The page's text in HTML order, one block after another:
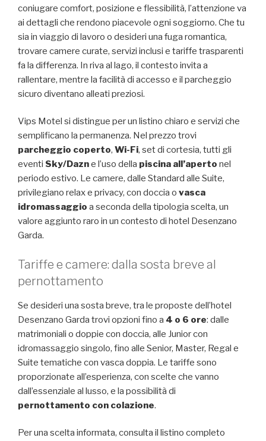
coniugare comfort, posizione e flessibilità, l’attenzione va
ai dettagli che rendono piacevole ogni soggiorno. Che tu
sia in viaggio di lavoro o desideri una fuga romantica,
trovare camere curate, servizi inclusi e tariffe trasparenti
fa la differenza. In riva al lago, il contesto invita a
rallentare, mentre la facilità di accesso e il parcheggio
sicuro diventano alleati preziosi.
Vips Motel si distingue per un listino chiaro e servizi che
semplificano la permanenza. Nel prezzo trovi
parcheggio coperto, Wi-Fi, set di cortesia, tutti gli
eventi Sky/Dazne l’uso della piscina all’aperto nel
periodo estivo. Le camere, dalle Standard alle Suite,
privilegiano relax e privacy, con doccia o vasca
idromassaggio a seconda della tipologia scelta, un
valore aggiunto raro in un contesto di hotel Desenzano
Garda.
Tariffe e camere: dalla sosta breve al
pernottamento
Se desideri una sosta breve, tra le proposte dell’hotel
Desenzano Garda trovi opzioni fino a 4 o 6 ore: dalle
matrimoniali o doppie con doccia, alle Junior con
idromassaggio singolo, fino alle Senior, Master, Regal e
Suite tematiche con vasca doppia. Le tariffe sono
proporzionate all’esperienza, con scelte che vanno
dall’essenziale al lusso, e la possibilità di
pernottamento con colazione.
Per una scelta informata, consulta il listino completo